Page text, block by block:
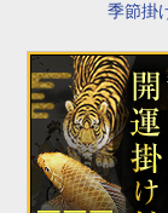
季節掛